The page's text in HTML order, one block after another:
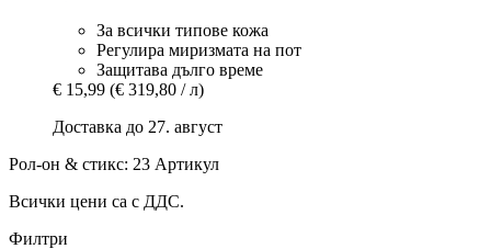
За всички типове кожа
Регулира миризмата на пот
Защитава дълго време
€ 15,99 (€ 319,80 / л)
Доставка до 27. август
Рол-он & стикс: 23 Артикул
Всички цени са с ДДС.
Филтри